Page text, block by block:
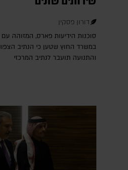
דורון פסקין
סוכנות הידיעות פארס, המזוהה
במשרד החוץ שטען כי הנתיב
והתנועה תועבר לנתיב המרכזי